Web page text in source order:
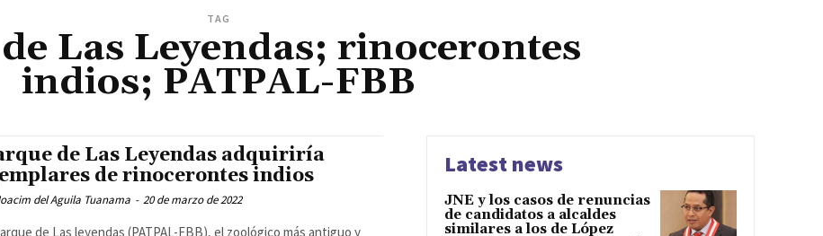
TAG
Las Leyendas; rinocerontes
indios; PATPAL-FBB
de Las Leyendas adquiriría
de rinocerontes indios
del Aguila Tuanama - 20 de marzo de 2022
de Las leyendas (PATPAL-FBB), el zoológico más antiguo y
Latest news
JNE y los casos de renuncias
de candidatos a alcaldes
similares a los de López